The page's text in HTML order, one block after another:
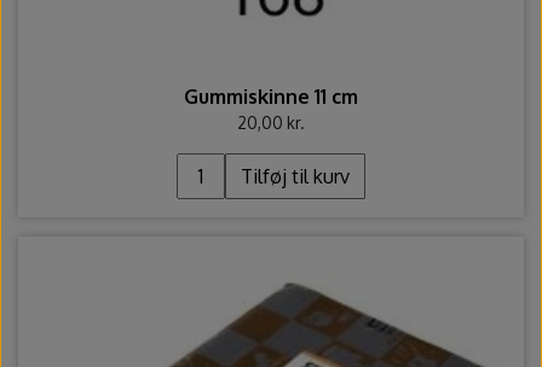
Gummiskinne 11 cm
20,00 kr.
Tilføj til kurv